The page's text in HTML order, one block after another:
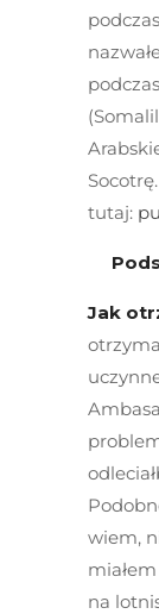
tutaj:
Jak
wiem,
na